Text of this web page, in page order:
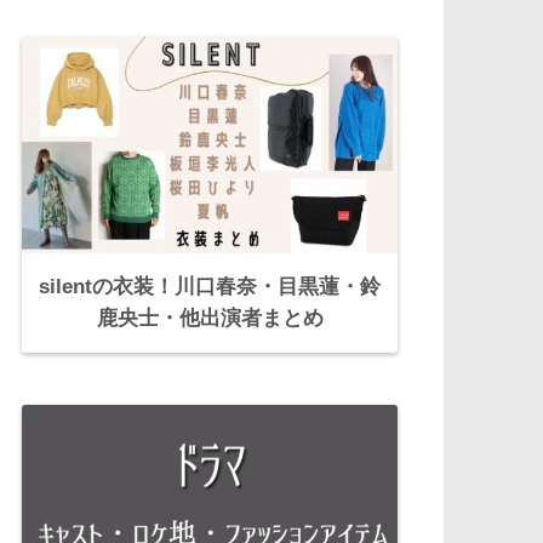
silentの衣装！川口春奈・目黒蓮・鈴
鹿央士・他出演者まとめ